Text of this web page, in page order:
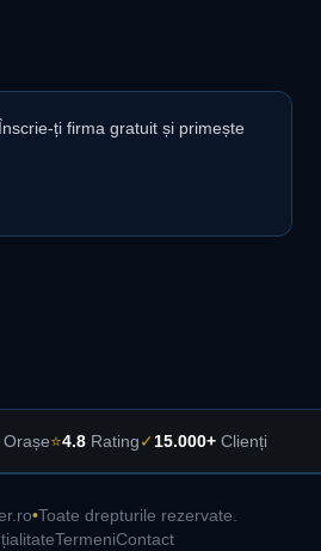
ți firma gratuit și primește
⭐4.8Rating✓15.000+Clienți
•Toate drepturile rezervate.
TermeniContact